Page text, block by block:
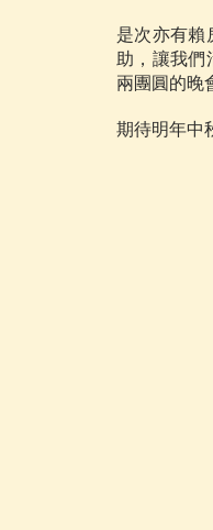
是次亦有賴
助，讓我們
兩團圓的晚
期待明年中